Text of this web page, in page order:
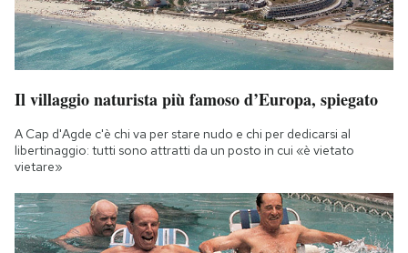
Il villaggio naturista più famoso d’Europa, spiegato
A Cap d'Agde c'è chi va per stare nudo e chi per dedicarsi al
libertinaggio: tutti sono attratti da un posto in cui «è vietato
vietare»